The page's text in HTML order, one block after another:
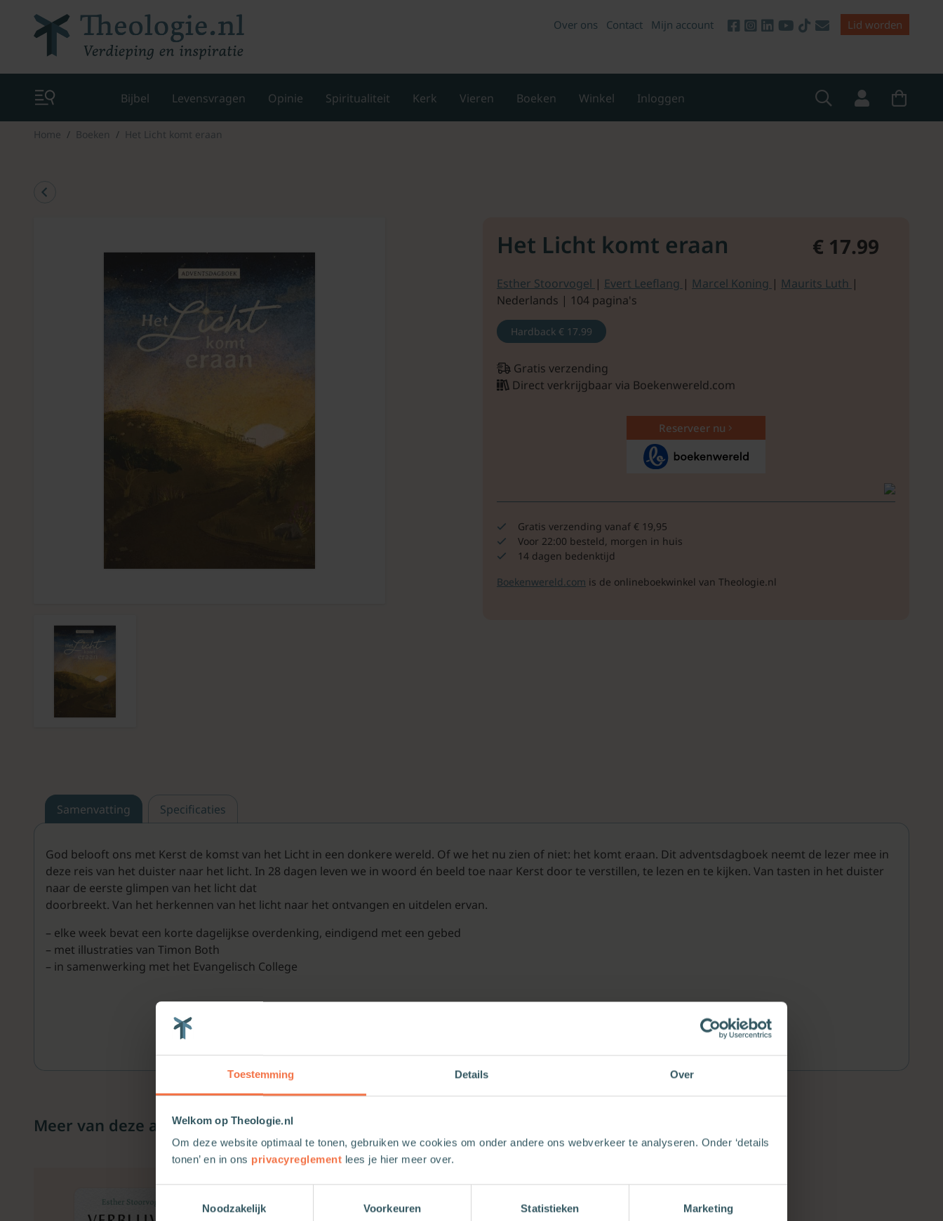
Toestemming Details Over
Welkom op Theologie.nl
Om deze website optimaal te tonen, gebruiken we cookies om onder andere ons webverkeer te analyseren. Onder ‘details
tonen’ en in ons privacyreglement lees je hier meer over.
Noodzakelijk
Voorkeuren Statistieken Marketing
Over ons Contact Mijn account Lid worden
Bijbel Levensvragen Opinie Spiritualiteit Kerk Vieren Boeken Winkel Inloggen
Home Boeken Het Licht komt eraan
Het Licht komt eraan € 17.99
Esther Stoorvogel | Evert Leeflang | Marcel Koning | Maurits Luth |
Nederlands | 104 pagina's
Hardback € 17.99
Gratis verzending
Direct verkrijgbaar via Boekenwereld.com
Reserveer nu
Gratis verzending vanaf € 19,95
Voor 22:00 besteld, morgen in huis
14 dagen bedenktijd
Boekenwereld.com is de onlineboekwinkel van Theologie.nl
Samenvatting Specificaties
God belooft ons met Kerst de komst van het Licht in een donkere wereld. Of we het nu zien of niet: het komt eraan. Dit adventsdagboek neemt de lezer mee in
deze reis van het duister naar het licht. In 28 dagen leven we in woord én beeld toe naar Kerst door te verstillen, te lezen en te kijken. Van tasten in het duister
naar de eerste glimpen van het licht dat
doorbreekt. Van het herkennen van het licht naar het ontvangen en uitdelen ervan.
– elke week bevat een korte dagelijkse overdenking, eindigend met een gebed
– met illustraties van Timon Both
– in samenwerking met het Evangelisch College
Meer van deze auteur